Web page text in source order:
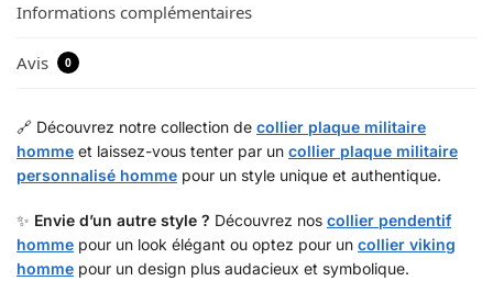
Informations complémentaires
Avis 0
🔗 Découvrez notre collection de collier plaque militaire
homme et laissez-vous tenter par un collier plaque militaire
personnalisé homme pour un style unique et authentique.
✨ Envie d’un autre style ? Découvrez nos collier pendentif
homme pour un look élégant ou optez pour un collier viking
homme pour un design plus audacieux et symbolique.